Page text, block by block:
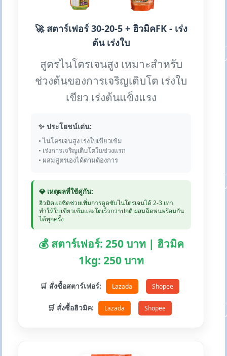
🚀 สตาร์เฟอร์ 30-20-5 + ฮิวมิคFK - เร่ง
ต้น เร่งใบ
สูตรไนโตรเจนสูง เหมาะสำหรับ
ช่วงต้นของการเจริญเติบโต เร่งใบ
เขียว เร่งต้นแข็งแรง
✨ ประโยชน์เด่น:
• ไนโตรเจนสูง เร่งใบเขียวเข้ม
• เร่งการเจริญเติบโตในช่วงแรก
• ผสมสูตรเองได้ตามต้องการ
💎 เหตุผลที่ใช้คู่กัน:
ฮิวมิคแอซิดช่วยเพิ่มการดูดซับไนโตรเจนได้ 2-3 เท่า
ทำให้ใบเขียวเข้มและโตเร็วกว่าปกติ ผสมฉีดพ่นพร้อมกัน
ได้ทุกครั้ง
💰 สตาร์เฟอร์: 250 บาท | ฮิวมิค
1kg: 250 บาท
🛒 สั่งซื้อสตาร์เฟอร์: Lazada Shopee
🛒 สั่งซื้อฮิวมิค: Lazada Shopee